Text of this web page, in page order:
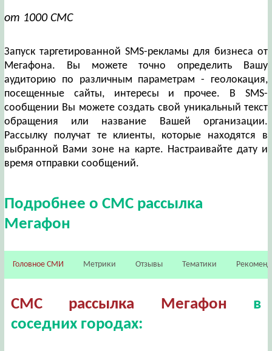
от 1000 СМС
Запуск таргетированной SMS-рекламы для бизнеса от
Мегафона. Вы можете точно определить Вашу
аудиторию по различным параметрам - геолокация,
посещенные сайты, интересы и прочее. В SMS-
сообщении Вы можете создать свой уникальный текст
обращения или название Вашей организации.
Рассылку получат те клиенты, которые находятся в
выбранной Вами зоне на карте. Настраивайте дату и
время отправки сообщений.
Подробнее о СМС рассылка
Мегафон
Головное СМИ Метрики Отзывы Тематики
СМС рассылка Мегафон в
соседних городах: